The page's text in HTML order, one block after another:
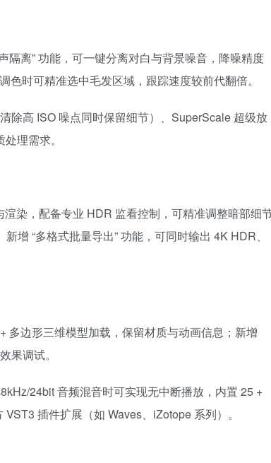
离” 功能，可一键分离对白与背景噪音，降噪精度
时可精准选中毛发区域，跟踪速度较前代翻倍。
除高 ISO 噪点同时保留细节）、SuperScale 超级放
理需求。
染，配备专业 HDR 监看控制，可精准调整暗部细
增 “多格式批量导出” 功能，可同时输出 4K HDR、
多边形三维模型加载，保留材质与动画信息；新增
果调试。
24bit 音频混音时可实现无中断播放，内置 25 +
插件扩展（如 Waves、iZotope 系列）。